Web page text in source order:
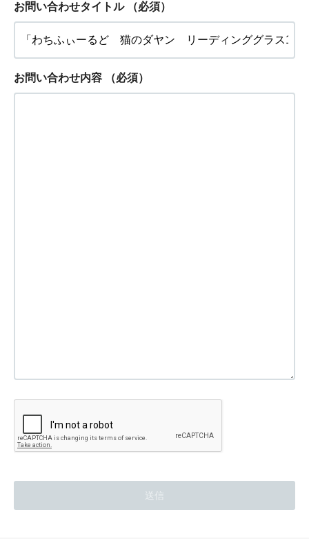
お問い合わせタイトル （必須）
お問い合わせ内容 （必須）